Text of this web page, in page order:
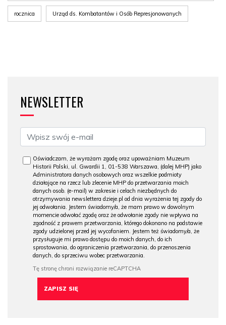
rocznica Urząd ds. Kombatantów i Osób Represjonowanych
NEWSLETTER
Oświadczam, że wyrażam zgodę oraz upoważniam Muzeum
Historii Polski, ul. Gwardii 1, 01-538 Warszawa, (dalej MHP) jako
Administratora danych osobowych oraz wszelkie podmioty
działające na rzecz lub zlecenie MHP do przetwarzania moich
danych osob. (e-mail) w zakresie i celach niezbędnych do
otrzymywania newslettera dzieje.pl od dnia wyrażenia tej zgody do
jej odwołania. Jestem świadomy/a, że mam prawo w dowolnym
momencie odwołać zgodę oraz że odwołanie zgody nie wpływa na
zgodność z prawem przetwarzania, którego dokonano na podstawie
zgody udzielonej przed jej wycofaniem. Jestem też świadomy/a, że
przysługuje mi prawo dostępu do moich danych, do ich
sprostowania, do ograniczenia przetwarzania, do przenoszenia
danych, do sprzeciwu wobec przetwarzania.